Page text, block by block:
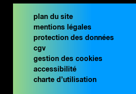
plan du site
mentions légales
protection des données
cgv
gestion des cookies
accessibilité
charte d’utilisation